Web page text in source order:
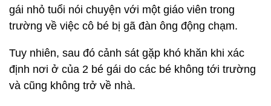
gái nhỏ tuổi nói chuyện với một giáo viên trong
trường về việc cô bé bị gã đàn ông động chạm.
Tuy nhiên, sau đó cảnh sát gặp khó khăn khi xác
định nơi ở của 2 bé gái do các bé không tới trường
và cũng không trở về nhà.